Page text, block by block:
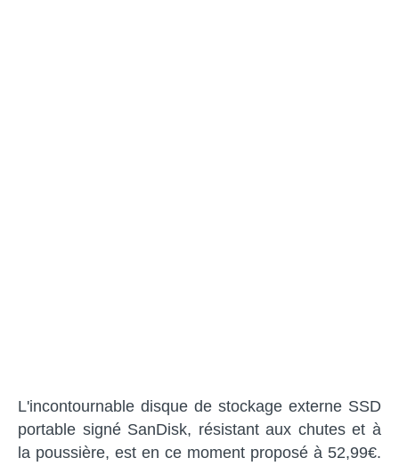
L'incontournable disque de stockage externe SSD
portable signé SanDisk, résistant aux chutes et à
la poussière, est en ce moment proposé à 52,99€.